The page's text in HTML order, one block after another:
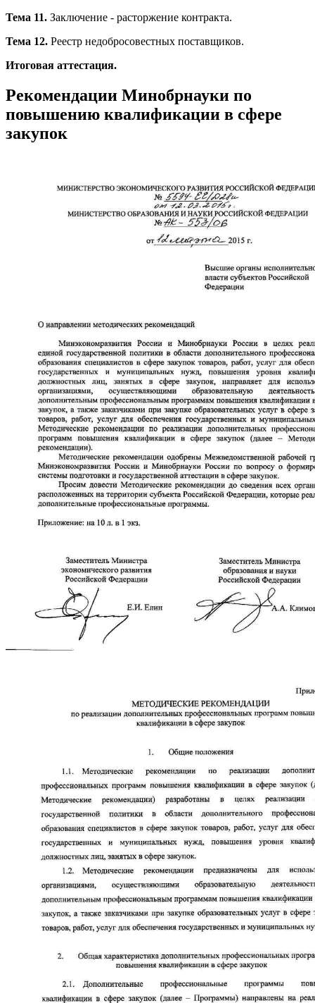
Тема 11. Заключение - расторжение контракта.
Тема 12. Реестр недобросовестных поставщиков.
Итоговая аттестация.
Рекомендации Минобрнауки по
повышению квалификации в сфере
закупок